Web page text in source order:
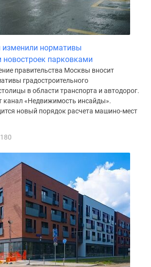
нормативы
новостроек парковками
правительства Москвы вносит
градостроительного
в области транспорта и автодорог.
канал «Недвижимость инсайды».
новый порядок расчета машино-мест